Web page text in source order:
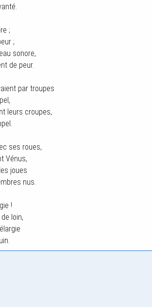
;
;
sonore,
de peur.
par troupes
leurs croupes,
ses roues,
Vénus,
joues
nus.
!
loin,